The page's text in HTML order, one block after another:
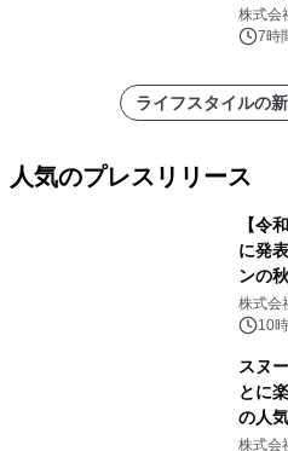
誕生
株式会
7時
ライフスタイルの
人気のプレスリリース
【令
に発
ンの
秋田
るパ
株式会
10
スヌ
とに
の人
ラボ
株式会